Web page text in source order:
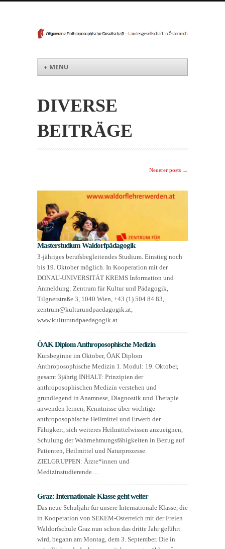
Menü
Weiter zum Inhalt
+ MENU
DIVERSE
BEITRÄGE
Post navigation
Neuerer posts →
Masterstudium Waldorfpädagogik
3-jähriges berufsbegleitendes Studium. Einstieg noch
bis 19. Oktober möglich. In Kooperation mit der
DONAU-UNIVERSITÄT KREMS Information und
Anmeldung: Zentrum für Kultur und Pädagogik,
Tilgnerstraße 3, 1040 Wien, +43 (1) 504 84 83,
zentrum@kulturundpaedagogik.at,
www.kulturundpaedagogik.at.
ÖAK Diplom Anthroposophische Medizin
Kursbeginne im Oktober, ÖAK Diplom
Anthroposophische Medizin 1. Modul: 19. Oktober,
gesamt 3jährig INHALT: Prinzipien der
anthroposophischen Medizin verstehen und
grundlegend in Anamnese, Diagnostik und Therapie
anwenden lernen, Kenntnisse über wichtige
anthroposophische Heilmittel und Erwerb der
Fähigkeit, sich weiteres Heilmittelwissen anzueignen,
Schulung der Wahrnehmungsfähigkeiten in Bezug auf
Patienten, Heilmittel und Naturprozesse.
ZIELGRUPPEN: Ärzte*innen und
Medizinstudierende…
Graz: Internationale Klasse geht weiter
Das neue Schuljahr für unsere Internationale Klasse, die
in Kooperation von SEKEM-Österreich mit der Freien
Waldorfschule Graz nun schon das dritte Jahr geführt
wird, begann am Montag, dem 3. September. Die in